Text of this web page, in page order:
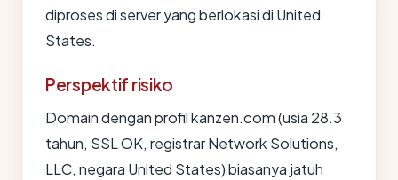
diproses di server yang berlokasi di United
States.
Perspektif risiko
Domain dengan profil kanzen.com (usia 28.3
tahun, SSL OK, registrar Network Solutions,
LLC, negara United States) biasanya jatuh